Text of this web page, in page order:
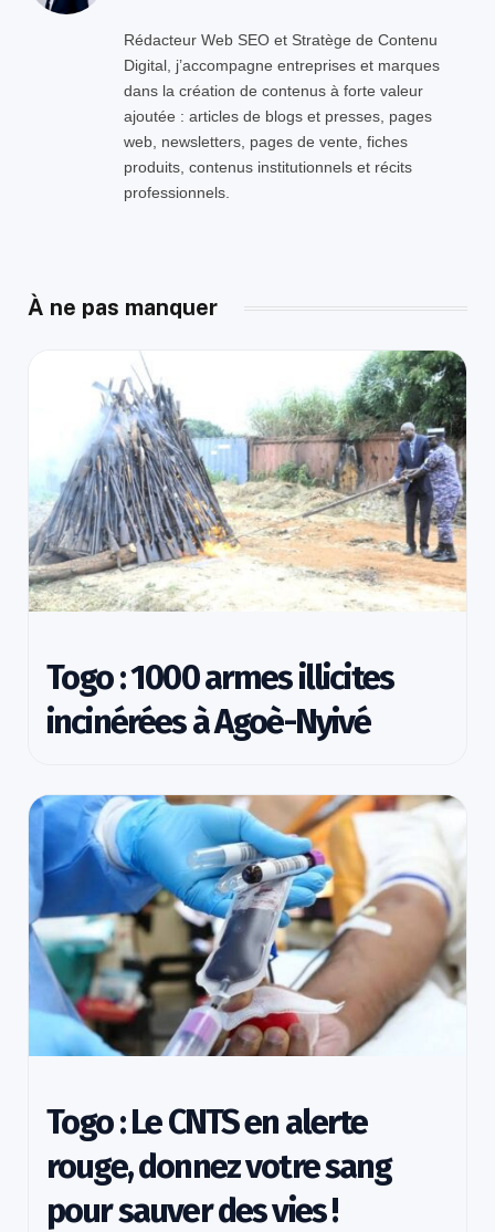
Rédacteur Web SEO et Stratège de Contenu
Digital, j’accompagne entreprises et marques
dans la création de contenus à forte valeur
ajoutée : articles de blogs et presses, pages
web, newsletters, pages de vente, fiches
produits, contenus institutionnels et récits
professionnels.
À ne pas manquer
Togo : 1000 armes illicites
incinérées à Agoè-Nyivé
Togo : Le CNTS en alerte
rouge, donnez votre sang
pour sauver des vies !